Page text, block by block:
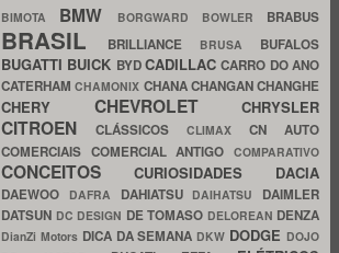
BIMOTA BMW BORGWARD BOWLER BRABUS
BRASIL BRILLIANCE BRUSA BUFALOS
BUGATTI BUICK BYDCADILLACCARRO DO ANO
CATERHAMCHAMONIX CHANACHANGANCHANGHE
CHERY CHEVROLET CHRYSLER
CITROEN CLÁSSICOS CLIMAX CN AUTO
COMERCIAIS COMERCIAL ANTIGOCOMPARATIVO
CONCEITOS CURIOSIDADES DACIA
DAEWOO DAFRA DAHIATSU DAIHATSU DAIMLER
DATSUN DC DESIGN DE TOMASO DELOREAN DENZA
DianZi Motors DICA DA SEMANA DKW DODGE DOJO